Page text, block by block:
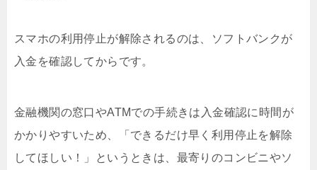
スマホの利用停止が解除されるのは、ソフトバンクが
入金を確認してからです。
金融機関の窓口やATMでの手続きは入金確認に時間が
かかりやすいため、「できるだけ早く利用停止を解除
してほしい！」というときは、最寄りのコンビニやソ